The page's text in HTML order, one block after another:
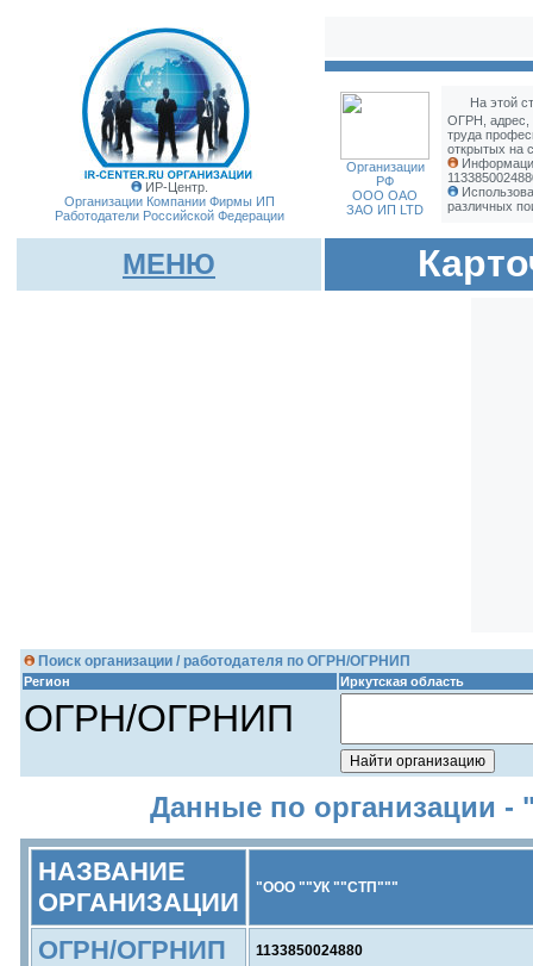
ИР-Центр.
Организации Компании Фирмы ИП
Работодатели Российской Федерации
Организации
РФ
ООО ОАО
ЗАО ИП LTD
На этой
ОГРН, адрес,
труда
открытых на
различных
МЕНЮ
Поиск организации / работодателя по ОГРН/ОГРНИП
Регион Иркутская область
ОГРН/ОГРНИП
Данные по организации
НАЗВАНИЕ
ОРГАНИЗАЦИИ
"ООО ""УК ""СТП"""
ОГРН/ОГРНИП 1133850024880